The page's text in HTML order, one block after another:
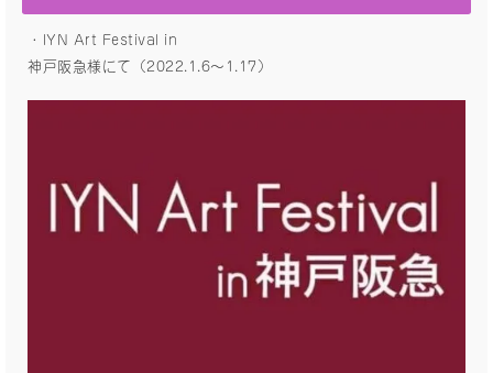
・IYN Art Festival in
神戸阪急様にて（2022.1.6〜1.17）